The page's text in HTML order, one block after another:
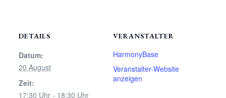
DETAILS
Datum:
20 August
Zeit:
17:30 Uhr - 18:30 Uhr
VERANSTALTER
HarmonyBase
Veranstalter-Website
anzeigen